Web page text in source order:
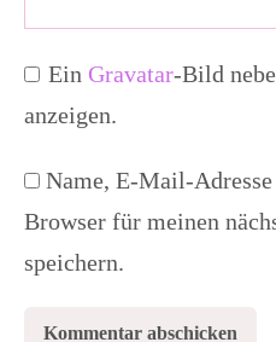
Ein Gravatar-Bild
anzeigen.
Name, E-Mail-
Browser für meinen
speichern.